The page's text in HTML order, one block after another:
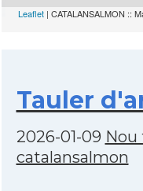
Leaflet | CATALANSALMON ::
Tauler
2026-01-09 Nou
catalansalmon